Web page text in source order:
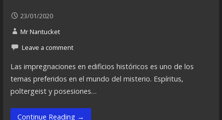
23/01/2020
Mr Nantucket
Leave a comment
Las impregnaciones en edificios históricos es uno de los
temas preferidos en el mundo del misterio. Espíritus,
poltergeist y posesiones…
Continue Reading →